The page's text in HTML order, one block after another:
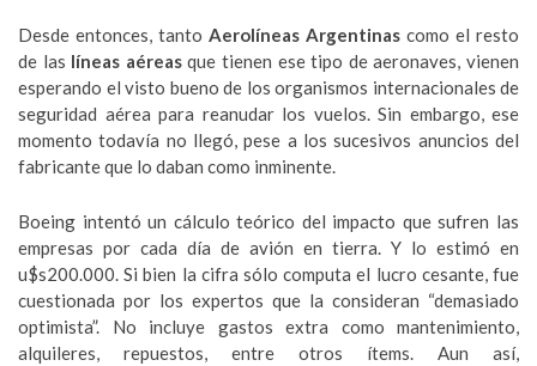
Desde entonces, tanto Aerolíneas Argentinas como el resto
de las líneas aéreasque tienen ese tipo de aeronaves, vienen
esperando el visto bueno de los organismos internacionales de
seguridad aérea para reanudar los vuelos. Sin embargo, ese
momento todavía no llegó, pese a los sucesivos anuncios del
fabricante que lo daban como inminente.
Boeing intentó un cálculo teórico del impacto que sufren las
empresas por cada día de avión en tierra. Y lo estimó en
u$s200.000. Si bien la cifra sólo computa el lucro cesante, fue
cuestionada por los expertos que la consideran “demasiado
optimista”. No incluye gastos extra como mantenimiento,
alquileres, repuestos, entre otros ítems. Aun así,